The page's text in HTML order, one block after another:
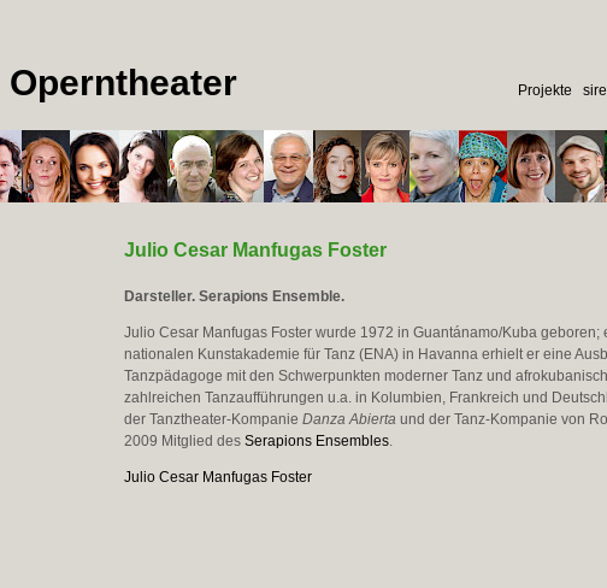
Operntheater Projekte
Julio Cesar Manfugas Foster
Darsteller. Serapions Ensemble.
Julio Cesar Manfugas Foster wurde 1972 in Guantánamo/Kuba geboren;
nationalen Kunstakademie für Tanz (ENA) in Havanna erhielt er eine
Tanzpädagoge mit den Schwerpunkten moderner Tanz und
zahlreichen Tanzaufführungen u.a. in Kolumbien, Frankreich und
der Tanztheater-Kompanie Danza Abierta und der Tanz-Kompanie von
2009 Mitglied des Serapions Ensembles.
Julio Cesar Manfugas Foster